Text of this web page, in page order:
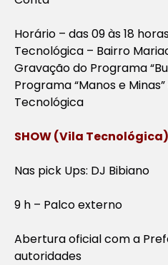
Horário – das 09 às 18
Tecnológica – Bairro
Gravação do Programa
Programa “Manos e
Tecnológica
SHOW (Vila Tecnológica)
Nas pick Ups: DJ Bibiano
9 h – Palco externo
Abertura oficial com a
autoridades